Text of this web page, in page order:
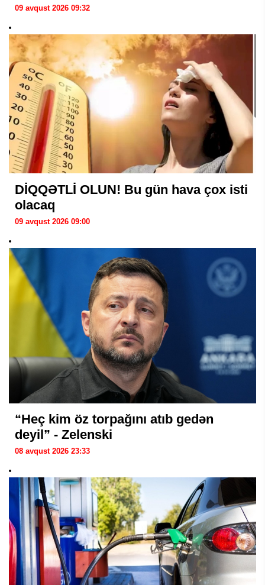
09 avqust 2026 09:32
DİQQƏTLİ OLUN! Bu gün hava çox isti
olacaq
09 avqust 2026 09:00
“Heç kim öz torpağını atıb gedən
deyil” - Zelenski
08 avqust 2026 23:33